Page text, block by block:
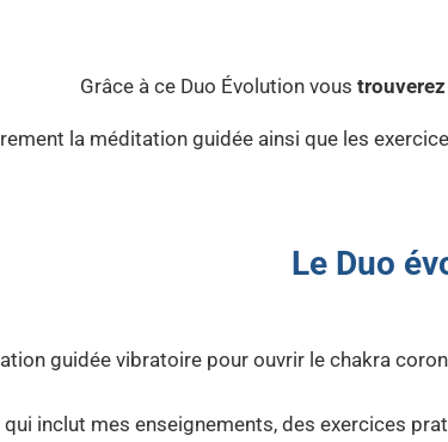
Grâce à ce Duo Évolution vous
la méditation guidée ainsi que les
Le Duo
guidée vibratoire pour ouvrir le chakra
qui inclut mes enseignements, des exercices